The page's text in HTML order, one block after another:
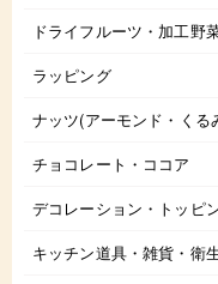
ドライフルーツ・加工野
ラッピング
ナッツ(アーモンド・くる
チョコレート・ココア
デコレーション・トッピ
キッチン道具・雑貨・衛